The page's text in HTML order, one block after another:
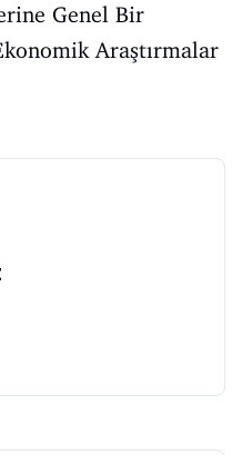
Genel Bir
Araştırmalar